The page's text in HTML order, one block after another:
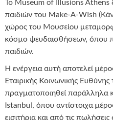
Το Museum of Illusions Athens
παιδιών του Make-A-Wish
χώρος του Μουσείου
κόσμο ψευδαισθήσεων, όπου
παιδιών.
Η ενέργεια αυτή αποτελεί
Εταιρικής Κοινωνικής
πραγματοποιηθεί παράλληλα
Istanbul, όπου αντίστοιχα
εισιτήρια και από τις